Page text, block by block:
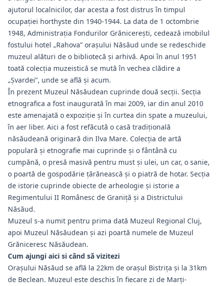
ajutorul localnicilor, dar acesta a fost distrus în timpul
ocupaţiei horthyste din 1940-1944. La data de 1 octombrie
1948, Administraţia Fondurilor Grănicereşti, cedează imobilul
fostului hotel „Rahova” oraşului Năsăud unde se redeschide
muzeul alături de o bibliotecă şi arhivă. Apoi în anul 1951
toată colecţia muzeistică se mută în vechea clădire a
„Şvardei”, unde se află şi acum.
În prezent Muzeul Năsăudean cuprinde două secții. Secţia
etnografica a fost inaugurată în mai 2009, iar din anul 2010
este amenajată o expoziție și în curtea din spate a muzeului,
în aer liber. Aici a fost refăcută o casă tradițională
năsăudeană originară din Ilva Mare. Colecția de artă
populară și etnografie mai cuprinde și o fântână cu
cumpănă, o presă masivă pentru must şi ulei, un car, o sanie,
o poartă de gospodărie ţărănească şi o piatră de hotar. Secţia
de istorie cuprinde obiecte de arheologie și istorie a
Regimentului II Românesc de Graniţă şi a Districtului
Năsăud.
Muzeul s-a numit pentru prima dată Muzeul Regional Cluj,
apoi Muzeul Năsăudean şi azi poartă numele de Muzeul
Grăniceresc Năsăudean.
Cum ajungi aici si când să vizitezi
Orașului Năsăud se află la 22km de orașul Bistrița și la 31km
de Beclean. Muzeul este deschis în fiecare zi de Marți-